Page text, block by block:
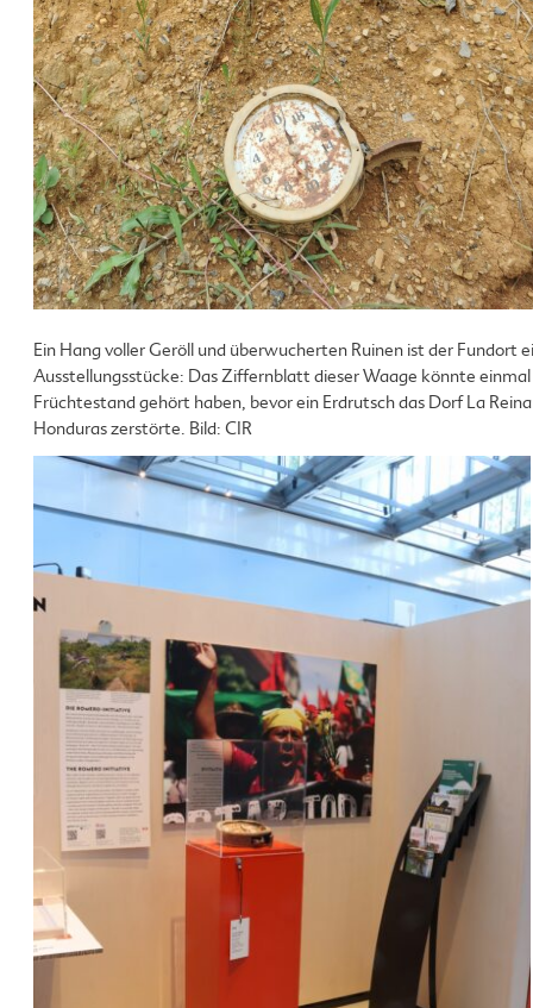
Ein Hang voller Geröll und überwucherten Ruinen ist der Fundort
Ausstellungsstücke: Das Ziffernblatt dieser Waage könnte einmal
Früchtestand gehört haben, bevor ein Erdrutsch das Dorf La
Honduras zerstörte. Bild: CIR